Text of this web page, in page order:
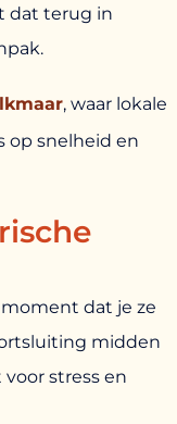
dat terug in
, waar lokale
op snelheid en
dat je ze
midden
stress en